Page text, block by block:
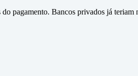
pagamento. Bancos privados já teriam